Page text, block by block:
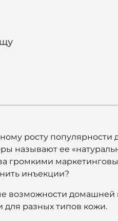
росту
называют ее
громкими
инъекции?
возможности домашней
разных типов кожи.